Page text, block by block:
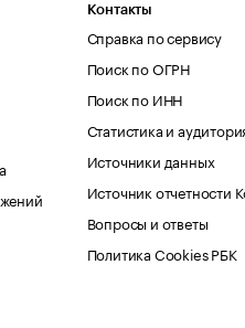
Контакты
Справка по сервису
Поиск по ОГРН
Поиск по ИНН
Статистика и
Источники данных
Источник отчетности
Вопросы и ответы
Политика Cookies РБК